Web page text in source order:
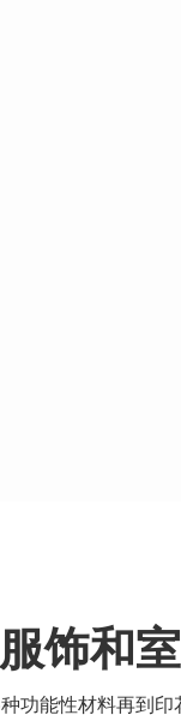
饰和
功能性材料再到